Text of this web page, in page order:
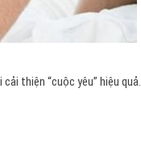
thiện “cuộc yêu” hiệu quả.